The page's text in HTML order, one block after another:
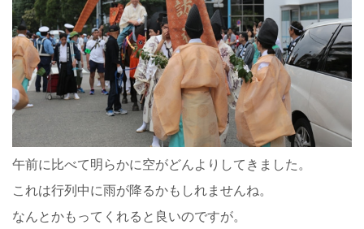
午前に比べて明らかに空がどんよりしてきました。
これは行列中に雨が降るかもしれませんね。
なんとかもってくれると良いのですが。